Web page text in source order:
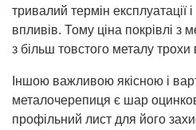
тривалий термін експлуатації
впливів. Тому ціна покрівлі з
з більш товстого металу
Іншою важливою якісною і
металочерепиця є шар
профільний лист для його